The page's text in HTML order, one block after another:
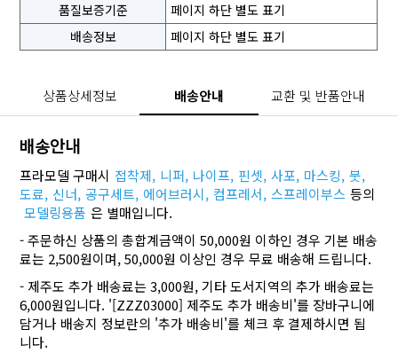
품질보증기준
페이지 하단 별도 표기
배송정보
페이지 하단 별도 표기
상품상세정보 배송안내 교환 및 반품안내
배송안내
프라모델 구매시 접착제, 니퍼, 나이프, 핀셋, 사포, 마스킹, 붓,
도료, 신너, 공구세트, 에어브러시, 컴프레서, 스프레이부스 등의
모델링용품 은 별매입니다.
- 주문하신 상품의 총합계금액이 50,000원 이하인 경우 기본 배송
료는 2,500원이며, 50,000원 이상인 경우 무료 배송해 드립니다.
- 제주도 추가 배송료는 3,000원, 기타 도서지역의 추가 배송료는
6,000원입니다. '[ZZZ03000] 제주도 추가 배송비'를 장바구니에
담거나 배송지 정보란의 '추가 배송비'를 체크 후 결제하시면 됩
니다.